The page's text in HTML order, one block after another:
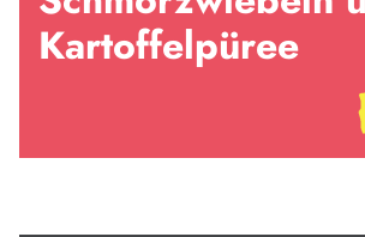
Kartoffelpüree